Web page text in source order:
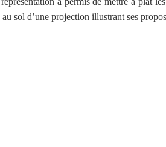
sol d’une projection illustrant ses